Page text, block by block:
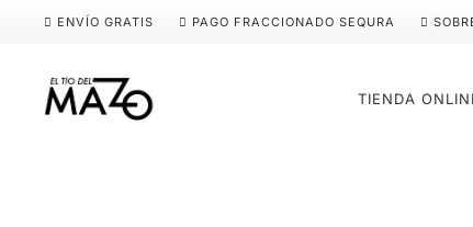
ENVÍO GRATIS PAGO FRACCIONADO SEQURA
TIENDA